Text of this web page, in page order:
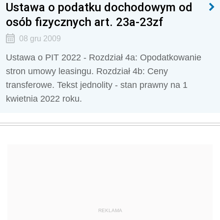
Ustawa o podatku dochodowym od
osób fizycznych art. 23a-23zf
08 gru 2009
Ustawa o PIT 2022 - Rozdział 4a: Opodatkowanie
stron umowy leasingu. Rozdział 4b: Ceny
transferowe. Tekst jednolity - stan prawny na 1
kwietnia 2022 roku.
REKLAMA